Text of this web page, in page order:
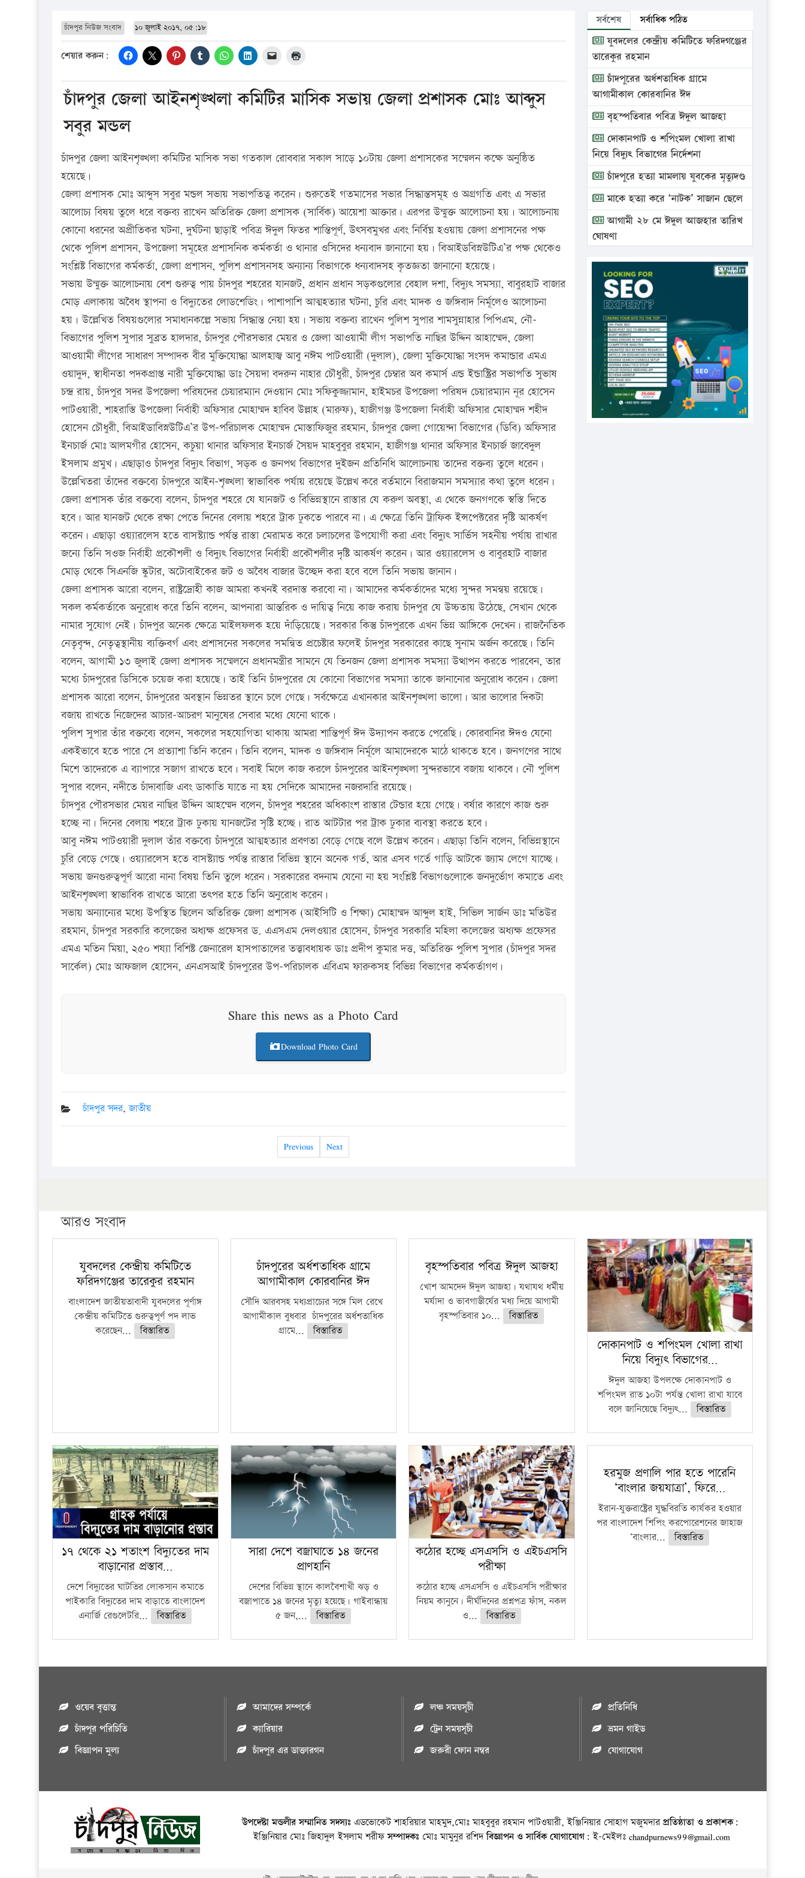
চাঁদপুর নিউজ সংবাদ ১০ জুলাই ২০১৭, ০৫:১৮
শেয়ার করুন:
চাঁদপুর জেলা আইনশৃঙ্খলা কমিটির মাসিক সভায় জেলা প্রশাসক মোঃ আব্দুস
সবুর মন্ডল
চাঁদপুর জেলা আইনশৃঙ্খলা কমিটির মাসিক সভা গতকাল রোববার সকাল সাড়ে ১০টায় জেলা প্রশাসকের সম্মেলন কক্ষে অনুষ্ঠিত
হয়েছে।
জেলা প্রশাসক মোঃ আব্দুস সবুর মন্ডল সভায় সভাপতিত্ব করেন। শুরুতেই গতমাসের সভার সিদ্ধান্তসমূহ ও অগ্রগতি এবং এ সভার
আলোচ্য বিষয় তুলে ধরে বক্তব্য রাখেন অতিরিক্ত জেলা প্রশাসক (সার্বিক) আয়েশা আক্তার। এরপর উন্মুক্ত আলোচনা হয়। আলোচনায়
কোনো ধরনের অপ্রীতিকর ঘটনা, দুর্ঘটনা ছাড়াই পবিত্র ঈদুল ফিতর শান্তিপূর্ণ, উৎসবমুখর এবং নির্বিঘ্ন হওয়ায় জেলা প্রশাসনের পক্ষ
থেকে পুলিশ প্রশাসন, উপজেলা সমূহের প্রশাসনিক কর্মকর্তা ও থানার ওসিদের ধন্যবাদ জানানো হয়। বিআইডবিস্নউটিএ’র পক্ষ থেকেও
সংশ্লিষ্ট বিভাগের কর্মকর্তা, জেলা প্রশাসন, পুলিশ প্রশাসনসহ অন্যান্য বিভাগকে ধন্যবাদসহ কৃতজ্ঞতা জানানো হয়েছে।
সভায় উন্মুক্ত আলোচনায় বেশ গুরুত্ব পায় চাঁদপুর শহরের যানজট, প্রধান প্রধান সড়কগুলোর বেহাল দশা, বিদ্যুৎ সমস্যা, বাবুরহাট বাজার
মোড় এলাকায় অবৈধ স্থাপনা ও বিদ্যুতের লোডশেডিং। পাশাপাশি আত্মহত্যার ঘটনা, চুরি এবং মাদক ও জঙ্গিবাদ নির্মূলেও আলোচনা
হয়। উল্লেখিত বিষয়গুলোর সমাধানকল্পে সভায় সিদ্ধান্ত নেয়া হয়। সভায় বক্তব্য রাখেন পুলিশ সুপার শামসুন্নাহার পিপিএম, নৌ-
বিভাগের পুলিশ সুপার সুব্রত হালদার, চাঁদপুর পৌরসভার মেয়র ও জেলা আওয়ামী লীগ সভাপতি নাছির উদ্দিন আহাম্মেদ, জেলা
আওয়ামী লীগের সাধারণ সম্পাদক বীর মুক্তিযোদ্ধা আলহাজ্ব আবু নঈম পাটওয়ারী (দুলাল), জেলা মুক্তিযোদ্ধা সংসদ কমান্ডার এমএ
ওয়াদুদ, স্বাধীনতা পদকপ্রাপ্ত নারী মুক্তিযোদ্ধা ডাঃ সৈয়দা বদরুন নাহার চৌধুরী, চাঁদপুর চেম্বার অব কমার্স এন্ড ইন্ডাস্ট্রির সভাপতি সুভাষ
চন্দ্র রায়, চাঁদপুর সদর উপজেলা পরিষদের চেয়ারম্যান দেওয়ান মোঃ সফিকুজ্জামান, হাইমচর উপজেলা পরিষদ চেয়ারম্যান নূর হোসেন
পাটওয়ারী, শাহরাস্তি উপজেলা নির্বাহী অফিসার মোহাম্মদ হাবিব উল্লাহ (মারুফ), হাজীগঞ্জ উপজেলা নির্বাহী অফিসার মোহাম্মদ শহীদ
হোসেন চৌধুরী, বিআইডাবিস্নউটিএ’র উপ-পরিচালক মোহাম্মদ মোস্তাফিজুর রহমান, চাঁদপুর জেলা গোয়েন্দা বিভাগের (ডিবি) অফিসার
ইনচার্জ মোঃ আলমগীর হোসেন, কচুয়া থানার অফিসার ইনচার্জ সৈয়দ মাহবুবুর রহমান, হাজীগঞ্জ থানার অফিসার ইনচার্জ জাবেদুল
ইসলাম প্রমুখ। এছাড়াও চাঁদপুর বিদ্যুৎ বিভাগ, সড়ক ও জনপথ বিভাগের দুইজন প্রতিনিধি আলোচনায় তাদের বক্তব্য তুলে ধরেন।
উল্লেখিতরা তাঁদের বক্তব্যে চাঁদপুরে আইন-শৃঙ্খলা স্বাভাবিক পর্যায় রয়েছে উল্লেখ করে বর্তমানে বিরাজমান সমস্যার কথা তুলে ধরেন।
জেলা প্রশাসক তাঁর বক্তব্যে বলেন, চাঁদপুর শহরে যে যানজট ও বিভিন্নস্থানে রাস্তার যে করুণ অবস্থা, এ থেকে জনগণকে স্বস্তি দিতে
হবে। আর যানজট থেকে রক্ষা পেতে দিনের বেলায় শহরে ট্রাক ঢুকতে পারবে না। এ ক্ষেত্রে তিনি ট্রাফিক ইন্সপেক্টরের দৃষ্টি আকর্ষণ
করেন। এছাড়া ওয়্যারলেস হতে বাসস্ট্যান্ড পর্যন্ত রাস্তা মেরামত করে চলাচলের উপযোগী করা এবং বিদ্যুৎ সার্ভিস সহনীয় পর্যায় রাখার
জন্যে তিনি সওজ নির্বাহী প্রকৌশলী ও বিদ্যুৎ বিভাগের নির্বাহী প্রকৌশলীর দৃষ্টি আকর্ষণ করেন। আর ওয়্যারলেস ও বাবুরহাট বাজার
মোড় থেকে সিএনজি স্কুটার, অটোবাইকের জট ও অবৈধ বাজার উচ্ছেদ করা হবে বলে তিনি সভায় জানান।
জেলা প্রশাসক আরো বলেন, রাষ্ট্রদ্রোহী কাজ আমরা কখনই বরদাস্ত করবো না। আমাদের কর্মকর্তাদের মধ্যে সুন্দর সমন্বয় রয়েছে।
সকল কর্মকর্তাকে অনুরোধ করে তিনি বলেন, আপনারা আন্তরিক ও দায়িত্ব নিয়ে কাজ করায় চাঁদপুর যে উচ্চতায় উঠেছে, সেখান থেকে
নামার সুযোগ নেই। চাঁদপুর অনেক ক্ষেত্রে মাইলফলক হয়ে দাঁড়িয়েছে। সরকার কিন্তু চাঁদপুরকে এখন ভিন্ন আঙ্গিকে দেখেন। রাজনৈতিক
নেতৃবৃন্দ, নেতৃত্বস্থানীয় ব্যক্তিবর্গ এবং প্রশাসনের সকলের সমন্বিত প্রচেষ্টার ফলেই চাঁদপুর সরকারের কাছে সুনাম অর্জন করেছে। তিনি
বলেন, আগামী ১৩ জুলাই জেলা প্রশাসক সম্মেলনে প্রধানমন্ত্রীর সামনে যে তিনজন জেলা প্রশাসক সমস্যা উত্থাপন করতে পারবেন, তার
মধ্যে চাঁদপুরের ডিসিকে চয়েজ করা হয়েছে। তাই তিনি চাঁদপুরের যে কোনো বিভাগের সমস্যা তাকে জানানোর অনুরোধ করেন। জেলা
প্রশাসক আরো বলেন, চাঁদপুরের অবস্থান ভিন্নতর স্থানে চলে গেছে। সর্বক্ষেত্রে এখানকার আইনশৃঙ্খলা ভালো। আর ভালোর দিকটা
বজায় রাখতে নিজেদের আচার-আচরণ মানুষের সেবার মধ্যে যেনো থাকে।
পুলিশ সুপার তাঁর বক্তব্যে বলেন, সকলের সহযোগিতা থাকায় আমরা শান্তিপূর্ণ ঈদ উদ্যাপন করতে পেরেছি। কোরবানির ঈদও যেনো
একইভাবে হতে পারে সে প্রত্যাশা তিনি করেন। তিনি বলেন, মাদক ও জঙ্গিবাদ নির্মূলে আমাদেরকে মাঠে থাকতে হবে। জনগণের সাথে
মিশে তাদেরকে এ ব্যাপারে সজাগ রাখতে হবে। সবাই মিলে কাজ করলে চাঁদপুরের আইনশৃঙ্খলা সুন্দরভাবে বজায় থাকবে। নৌ পুলিশ
সুপার বলেন, নদীতে চাঁদাবাজি এবং ডাকাতি যাতে না হয় সেদিকে আমাদের নজরদারি রয়েছে।
চাঁদপুর পৌরসভার মেয়র নাছির উদ্দিন আহম্মেদ বলেন, চাঁদপুর শহরের অধিকাংশ রাস্তার টেন্ডার হয়ে গেছে। বর্ষার কারণে কাজ শুরু
হচ্ছে না। দিনের বেলায় শহরে ট্রাক ঢুকায় যানজটের সৃষ্টি হচ্ছে। রাত আটটার পর ট্রাক ঢুকার ব্যবস্থা করতে হবে।
আবু নঈম পাটওয়ারী দুলাল তাঁর বক্তব্যে চাঁদপুরে আত্মহত্যার প্রবণতা বেড়ে গেছে বলে উল্লেখ করেন। এছাড়া তিনি বলেন, বিভিন্নস্থানে
চুরি বেড়ে গেছে। ওয়্যারলেস হতে বাসস্ট্যান্ড পর্যন্ত রাস্তার বিভিন্ন স্থানে অনেক গর্ত, আর এসব গর্তে গাড়ি আটকে জ্যাম লেগে যাচ্ছে।
সভায় জনগুরুত্বপূর্ণ আরো নানা বিষয় তিনি তুলে ধরেন। সরকারের বদনাম যেনো না হয় সংশ্লিষ্ট বিভাগগুলোকে জনদুর্ভোগ কমাতে এবং
আইনশৃঙ্খলা স্বাভাবিক রাখতে আরো তৎপর হতে তিনি অনুরোধ করেন।
সভায় অন্যান্যের মধ্যে উপস্থিত ছিলেন অতিরিক্ত জেলা প্রশাসক (আইসিটি ও শিক্ষা) মোহাম্মদ আব্দুল হাই, সিভিল সার্জন ডাঃ মতিউর
রহমান, চাঁদপুর সরকারি কলেজের অধ্যক্ষ প্রফেসর ড. এএসএম দেলওয়ার হোসেন, চাঁদপুর সরকারি মহিলা কলেজের অধ্যক্ষ প্রফেসর
এমএ মতিন মিয়া, ২৫০ শয্যা বিশিষ্ট জেনারেল হাসপাতালের তত্ত্বাবধায়ক ডাঃ প্রদীপ কুমার দত্ত, অতিরিক্ত পুলিশ সুপার (চাঁদপুর সদর
সার্কেল) মোঃ আফজাল হোসেন, এনএসআই চাঁদপুরের উপ-পরিচালক এবিএম ফারুকসহ বিভিন্ন বিভাগের কর্মকর্তাগণ।
Share this news as a Photo Card
Download Photo Card
চাঁদপুর সদর,জাতীয়
Previous Next
সর্বশেষ সর্বাধিক পঠিত
যুবদলের কেন্দ্রীয় কমিটিতে ফরিদগঞ্জের
তারেকুর রহমান
চাঁদপুরের অর্ধশতাধিক গ্রামে
আগামীকাল কোরবানির ঈদ
বৃহস্পতিবার পবিত্র ঈদুল আজহা
দোকানপাট ও শপিংমল খোলা রাখা
নিয়ে বিদ্যুৎ বিভাগের নির্দেশনা
চাঁদপুরে হত্যা মামলায় যুবকের মৃত্যুদণ্ড
মাকে হত্যা করে ‘নাটক’ সাজান ছেলে
আগামী ২৮ মে ঈদুল আজহার তারিখ
ঘোষণা
ভ্রাম্যমাণ আদালতে দুইটি প্রতিষ্ঠানকে
প্রতিষ্ঠানকে ৪০হাজার টাকা জরিমানা।
এবার লঞ্চের ভাড়া বাড়ল
১৭ থেকে ২১ শতাংশ বিদ্যুতের দাম
বাড়ানোর প্রস্তাব পিডিবির
১৬ মে চাঁদপুর ও ২৫ মে ফেনী সফরে
যাবেন প্রধানমন্ত্রী
উচ্চশিক্ষায় গৌরবময় অর্জন: পূর্ণ
স্কলারশিপে যুক্তরাষ্ট্রে পিএইচডি করছেন
আরও সংবাদ
যুবদলের কেন্দ্রীয় কমিটিতে
ফরিদগঞ্জের তারেকুর রহমান
বাংলাদেশ জাতীয়তাবাদী যুবদলের পূর্ণাঙ্গ
কেন্দ্রীয় কমিটিতে গুরুত্বপূর্ণ পদ লাভ
করেছেন...
বিস্তারিত
চাঁদপুরের অর্ধশতাধিক গ্রামে
আগামীকাল কোরবানির ঈদ
সৌদি আরবসহ মধ্যপ্রাচ্যের সঙ্গে মিল রেখে
আগামীকাল বুধবার চাঁদপুরের অর্ধশতাধিক
গ্রামে...
বিস্তারিত
বৃহস্পতিবার পবিত্র ঈদুল আজহা
খোশ আমদেদ ঈদুল আজহা। যথাযথ ধর্মীয়
মর্যাদা ও ভাবগাম্ভীর্যের মধ্য দিয়ে আগামী
বৃহস্পতিবার ১০...
বিস্তারিত
দোকানপাট ও শপিংমল খোলা রাখা
নিয়ে বিদ্যুৎ বিভাগের…
ঈদুল আজহা উপলক্ষে দোকানপাট ও
শপিংমল রাত ১০টা পর্যন্ত খোলা রাখা যাবে
বলে জানিয়েছে বিদ্যুৎ...
বিস্তারিত
১৭ থেকে ২১ শতাংশ বিদ্যুতের দাম
বাড়ানোর প্রস্তাব…
দেশে বিদ্যুতের ঘাটতির লোকসান কমাতে
পাইকারি বিদ্যুতের দাম বাড়াতে বাংলাদেশ
এনার্জি রেগুলেটরি...
বিস্তারিত
সারা দেশে বজ্রাঘাতে ১৪ জনের
প্রাণহানি
দেশের বিভিন্ন স্থানে কালবৈশাখী ঝড় ও
বজ্রাপাতে ১৪ জনের মৃত্যু হয়েছে। গাইবান্ধায়
৫ জন,...
বিস্তারিত
কঠোর হচ্ছে এসএসসি ও এইচএসসি
পরীক্ষা
কঠোর হচ্ছে এসএসসি ও এইচএসসি পরীক্ষার
নিয়ম কানুনে। দীর্ঘদিনের প্রশ্নপত্র ফাঁস, নকল
ও...
বিস্তারিত
হরমুজ প্রণালি পার হতে পারেনি
‘বাংলার জয়যাত্রা’, ফিরে…
ইরান-যুক্তরাষ্ট্রের যুদ্ধবিরতি কার্যকর হওয়ার
পর বাংলাদেশ শিপিং করপোরেশনের জাহাজ
‘বাংলার...
বিস্তারিত
ওয়েব বৃত্তান্ত
চাঁদপুর পরিচিতি
বিজ্ঞাপন মুল্য
আমাদের সম্পর্কে
ক্যারিয়ার
চাঁদপুর এর ডাক্তারগন
লঞ্চ সময়সূচী
ট্রেন সময়সূচী
জরুরী ফোন নম্বর
প্রতিনিধি
ভ্রমন গাইড
যোগাযোগ
উপদেষ্টা মন্ডলীর সম্মানিত সদস্যঃ এডভোকেট শাহরিয়ার মাহমুদ,মোঃ মাহবুবুর রহমান পাটওয়ারী, ইঞ্জিনিয়ার সোহাগ মজুমদারপ্রতিষ্ঠাতা ও প্রকাশক:
ইঞ্জিনিয়ার মোঃ জিহাদুল ইসলাম শরীফসম্পাদকঃ মোঃ মামুনুর রশিদবিজ্ঞাপন ও সার্বিক যোগাযোগ: ই-মেইলঃ chandpurnews99@gmail.com